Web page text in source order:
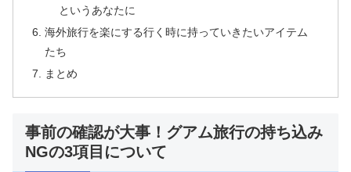
というあなたに
海外旅行を楽にする行く時に持っていきたいアイテム
たち
まとめ
事前の確認が大事！グアム旅行の持ち込み
NGの3項目について